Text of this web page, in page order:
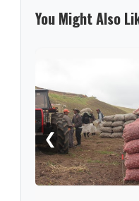
You Might Also
❮